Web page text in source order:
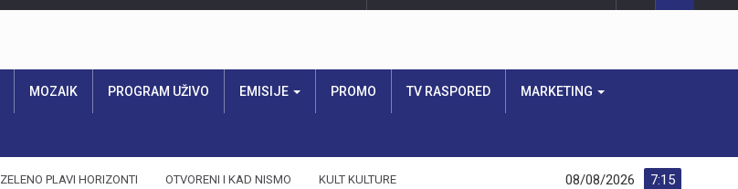
MOZAIK PROGRAM UŽIVO EMISIJE PROMO TV RASPORED MARKETING
ZELENO PLAVI HORIZONTI OTVORENI I KAD NISMO KULT KULTURE 7:15
08/08/2026